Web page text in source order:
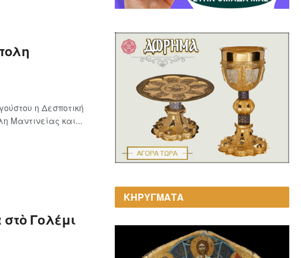
η Δεσποτική
Μαντινείας και...
Γολέμι
ΚΗΡΥΓΜΑΤΑ